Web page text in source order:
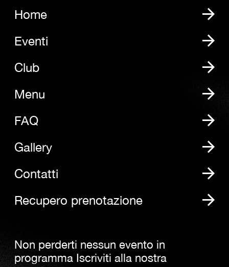
Home
Eventi
Club
Menu
FAQ
Gallery
Contatti
Recupero prenotazione
Non perderti nessun evento in
programma Iscriviti alla nostra